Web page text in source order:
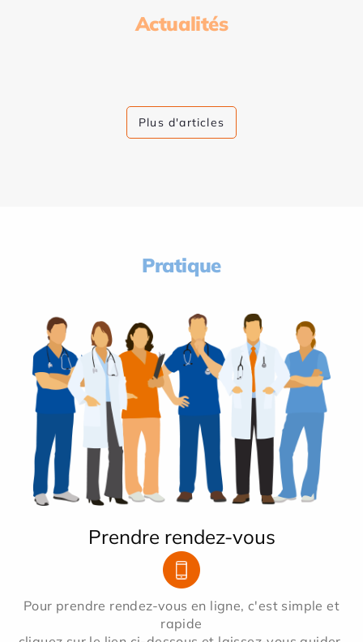
Actualités
Plus d'articles
Pratique
Prendre rendez-vous
Pour prendre rendez-vous en ligne, c'est simple et
rapide